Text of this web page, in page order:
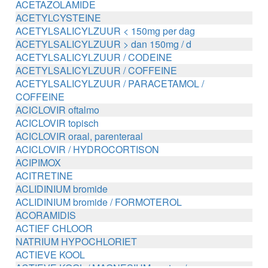
ACETAZOLAMIDE
ACETYLCYSTEINE
ACETYLSALICYLZUUR < 150mg per dag
ACETYLSALICYLZUUR > dan 150mg / d
ACETYLSALICYLZUUR / CODEINE
ACETYLSALICYLZUUR / COFFEINE
ACETYLSALICYLZUUR / PARACETAMOL /
COFFEINE
ACICLOVIR oftalmo
ACICLOVIR topisch
ACICLOVIR oraal, parenteraal
ACICLOVIR / HYDROCORTISON
ACIPIMOX
ACITRETINE
ACLIDINIUM bromide
ACLIDINIUM bromide / FORMOTEROL
ACORAMIDIS
ACTIEF CHLOOR
NATRIUM HYPOCHLORIET
ACTIEVE KOOL